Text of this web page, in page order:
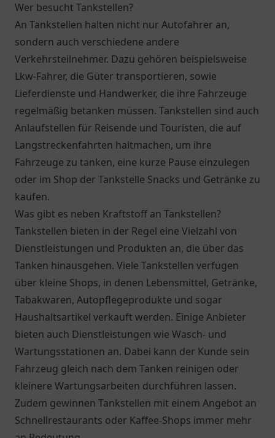
Wer besucht Tankstellen?
An Tankstellen halten nicht nur Autofahrer an,
sondern auch verschiedene andere
Verkehrsteilnehmer. Dazu gehören beispielsweise
Lkw-Fahrer, die Güter transportieren, sowie
Lieferdienste und Handwerker, die ihre Fahrzeuge
regelmäßig betanken müssen. Tankstellen sind auch
Anlaufstellen für Reisende und Touristen, die auf
Langstreckenfahrten haltmachen, um ihre
Fahrzeuge zu tanken, eine kurze Pause einzulegen
oder im Shop der Tankstelle Snacks und Getränke zu
kaufen.
Was gibt es neben Kraftstoff an Tankstellen?
Tankstellen bieten in der Regel eine Vielzahl von
Dienstleistungen und Produkten an, die über das
Tanken hinausgehen. Viele Tankstellen verfügen
über kleine Shops, in denen Lebensmittel, Getränke,
Tabakwaren, Autopflegeprodukte und sogar
Haushaltsartikel verkauft werden. Einige Anbieter
bieten auch Dienstleistungen wie Wasch- und
Wartungsstationen an. Dabei kann der Kunde sein
Fahrzeug gleich nach dem Tanken reinigen oder
kleinere Wartungsarbeiten durchführen lassen.
Zudem gewinnen Tankstellen mit einem Angebot an
Schnellrestaurants oder Kaffee-Shops immer mehr